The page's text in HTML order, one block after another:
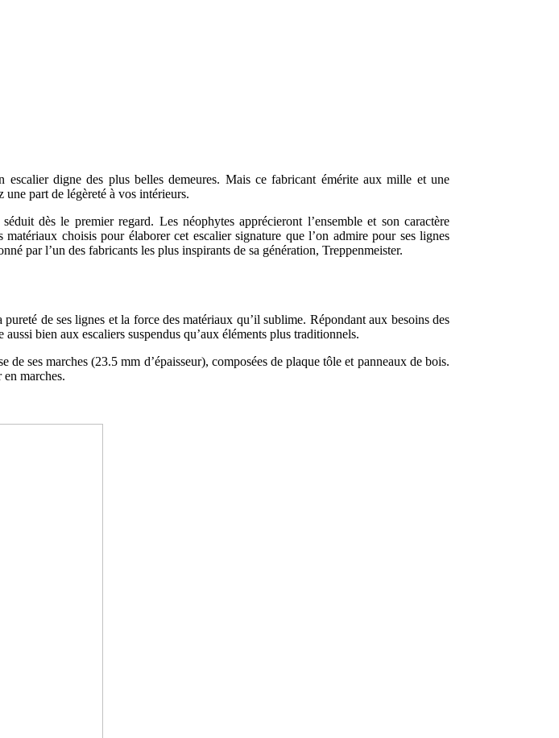
digne des plus belles demeures. Mais ce fabricant émérite aux mille et une
part de légèreté à vos intérieurs.
dès le premier regard. Les néophytes apprécieront l’ensemble et son caractère
choisis pour élaborer cet escalier signature que l’on admire pour ses lignes
par l’un des fabricants les plus inspirants de sa génération, Treppenmeister.
de ses lignes et la force des matériaux qu’il sublime. Répondant aux besoins des
bien aux escaliers suspendus qu’aux éléments plus traditionnels.
ses marches (23.5 mm d’épaisseur), composées de plaque tôle et panneaux de bois.
marches.